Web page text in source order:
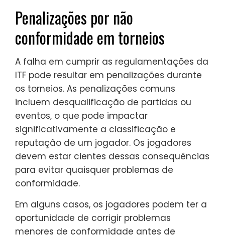
Penalizações por não
conformidade em torneios
A falha em cumprir as regulamentações da
ITF pode resultar em penalizações durante
os torneios. As penalizações comuns
incluem desqualificação de partidas ou
eventos, o que pode impactar
significativamente a classificação e
reputação de um jogador. Os jogadores
devem estar cientes dessas consequências
para evitar quaisquer problemas de
conformidade.
Em alguns casos, os jogadores podem ter a
oportunidade de corrigir problemas
menores de conformidade antes de